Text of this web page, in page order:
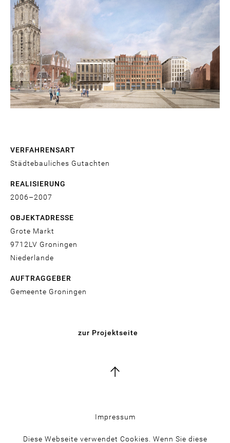
VERFAHRENSART
Städtebauliches Gutachten
REALISIERUNG
2006
2007
OBJEKTADRESSE
Grote Markt
9712LV Groningen
Niederlande
AUFTRAGGEBER
Gemeente Groningen
zur Projektseite
Impressum
Diese Webseite verwendet Cookies. Wenn Sie diese